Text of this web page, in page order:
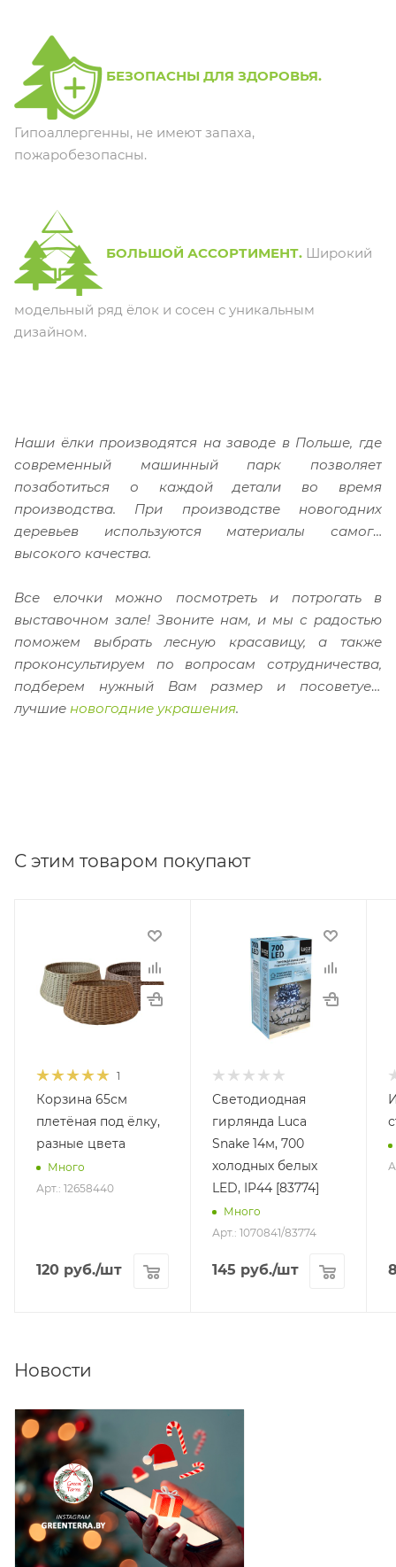
БЕЗОПАСНЫ ДЛЯ ЗДОРОВЬЯ.
Гипоаллергенны, не имеют запаха,
пожаробезопасны.
БОЛЬШОЙ АССОРТИМЕНТ. Широкий
модельный ряд ёлок и сосен с уникальным
дизайном.
Наши ёлки производятся на заводе в Польше, где
современный машинный парк позволяет
позаботиться о каждой детали во время
производства. При производстве новогодних
деревьев используются материалы самого
высокого качества.
Все елочки можно посмотреть и потрогать в
выставочном зале! Звоните нам, и мы с радостью
поможем выбрать лесную красавицу, а также
проконсультируем по вопросам сотрудничества,
подберем нужный Вам размер и посоветуем
лучшие новогодние украшения.
С этим товаром покупают
1
Корзина 65см
плетёная под ёлку,
разные цвета
Много
Арт.: 12658440
120 руб./шт
Светодиодная
гирлянда Luca
Snake 14м, 700
холодных белых
LED, IP44 [83774]
Много
Арт.: 1070841/83774
145 руб./шт
Новости